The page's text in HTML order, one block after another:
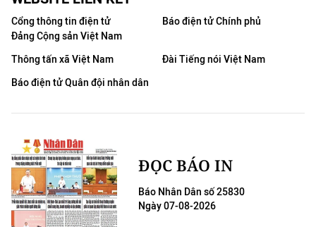
Cổng thông tin điện tử
Đảng Cộng sản Việt Nam
Báo điện tử Chính phủ
Thông tấn xã Việt Nam
Đài Tiếng nói Việt Nam
Báo điện tử Quân đội nhân dân
ĐỌC BÁO IN
Báo Nhân Dân số 25830
Ngày 07-08-2026